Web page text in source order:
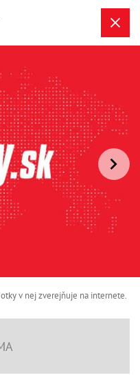
v nej zverejňuje na internete.